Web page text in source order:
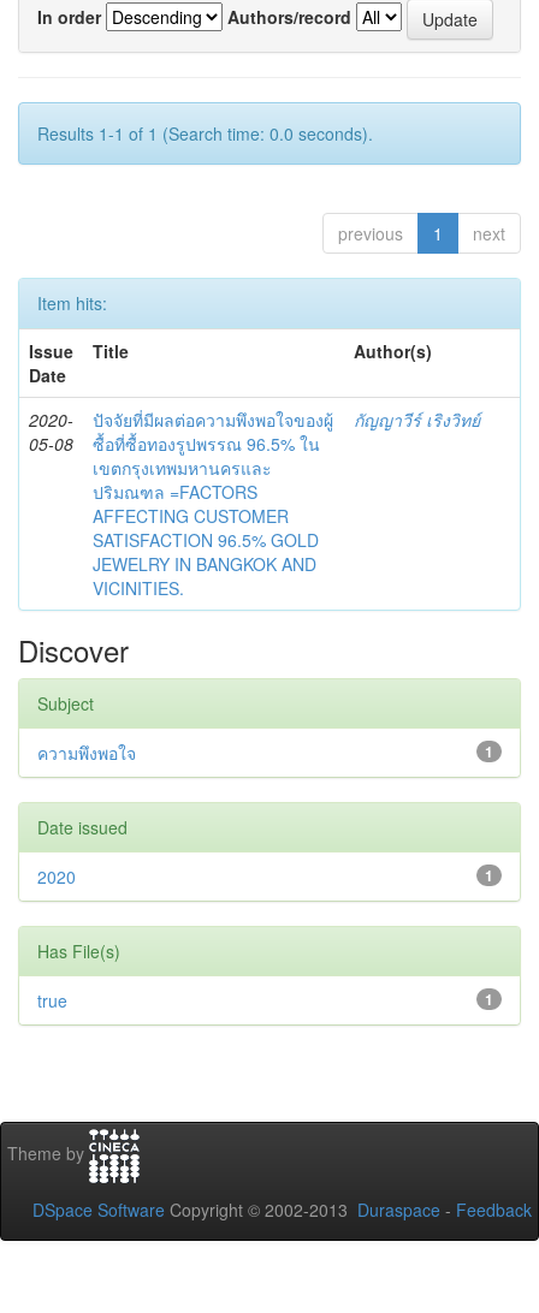
In order
Authors/record
Results 1-1 of 1 (Search time: 0.0 seconds).
previous 1 next
Item hits:
Issue
Date
Title Author(s)
2020-
05-08
ปัจจัยที่มีผลต่อความพึงพอใจของผู้
ซื้อที่ซื้อทองรูปพรรณ 96.5% ใน
เขตกรุงเทพมหานครและ
ปริมณฑล =FACTORS
AFFECTING CUSTOMER
SATISFACTION 96.5% GOLD
JEWELRY IN BANGKOK AND
VICINITIES.
กัญญาวีร์ เริงวิทย์
Discover
Subject
1
ความพึงพอใจ
Date issued
1
2020
Has File(s)
1
true
Theme by
DSpace Software Copyright © 2002-2013 Duraspace - Feedback